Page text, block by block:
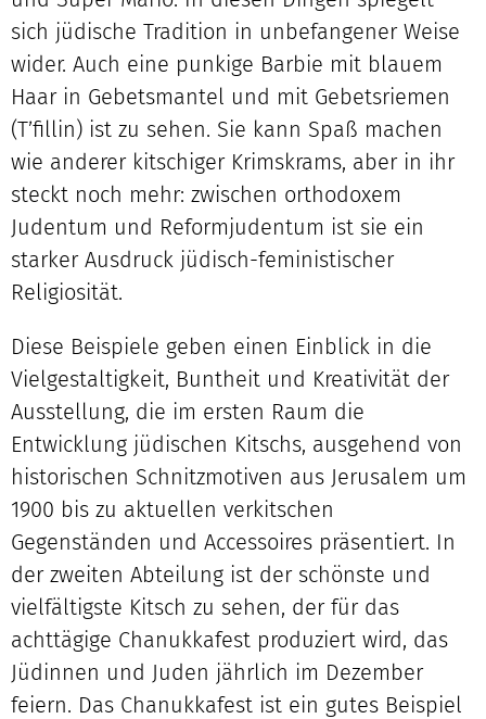
sich jüdische Tradition in unbefangener Weise
wider. Auch eine punkige Barbie mit blauem
Haar in Gebetsmantel und mit Gebetsriemen
(T’fillin) ist zu sehen. Sie kann Spaß machen
wie anderer kitschiger Krimskrams, aber in ihr
steckt noch mehr: zwischen orthodoxem
Judentum und Reformjudentum ist sie ein
starker Ausdruck jüdisch-feministischer
Religiosität.
Diese Beispiele geben einen Einblick in die
Vielgestaltigkeit, Buntheit und Kreativität der
Ausstellung, die im ersten Raum die
Entwicklung jüdischen Kitschs, ausgehend von
historischen Schnitzmotiven aus Jerusalem um
1900 bis zu aktuellen verkitschen
Gegenständen und Accessoires präsentiert. In
der zweiten Abteilung ist der schönste und
vielfältigste Kitsch zu sehen, der für das
achttägige Chanukkafest produziert wird, das
Jüdinnen und Juden jährlich im Dezember
feiern. Das Chanukkafest ist ein gutes Beispiel